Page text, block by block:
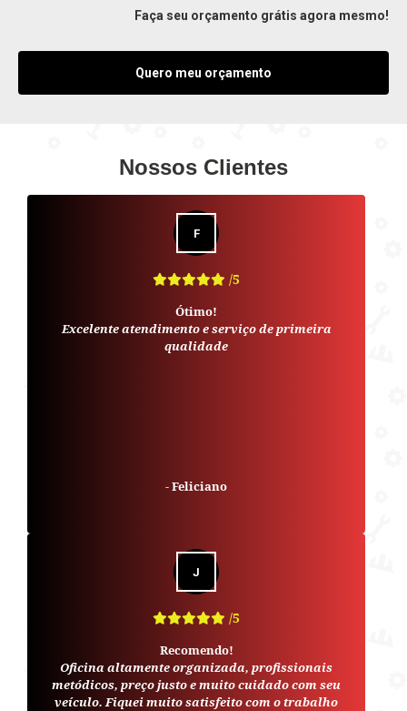
Faça seu orçamento grátis agora mesmo!
Quero meu orçamento
Nossos Clientes
/5
Ótimo!
Excelente atendimento e serviço de primeira
qualidade
-Feliciano
/5
Recomendo!
Oficina altamente organizada, profissionais
metódicos, preço justo e muito cuidado com seu
veículo. Fiquei muito satisfeito com o trabalho